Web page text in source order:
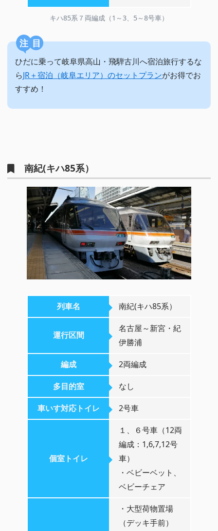
キハ85系７両編成（1～3、5～8号車）
注目
ひだに乗って岐阜県高山・飛騨古川へ宿泊旅行するな
らJR＋宿泊（岐阜エリア）のセットプランがお得でお
すすめ！
南紀(キハ85系）
列車名 南紀(キハ85系）
運行区間
名古屋～新宮・紀
伊勝浦
編成 2両編成
多目的室 なし
車いす対応トイレ 2号車
個室トイレ
１、６号車（12両
編成：1,6,7,12号
車）
・ベビーベット、
ベビーチェア
・大型荷物置場
（デッキ手前）